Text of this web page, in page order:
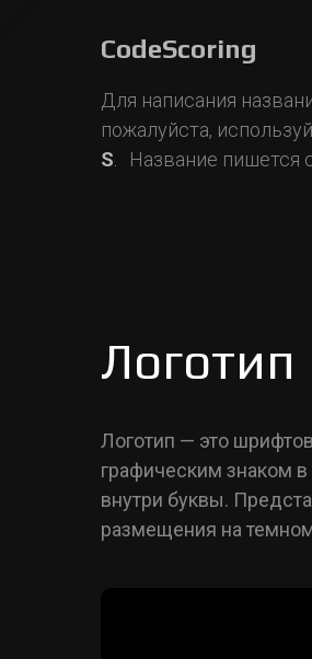
Для написания
пожалуйста,
S
Название пишется
CodeScoring
Логотип — это
графическим знаком в
внутри буквы.
размещения на
Логотип